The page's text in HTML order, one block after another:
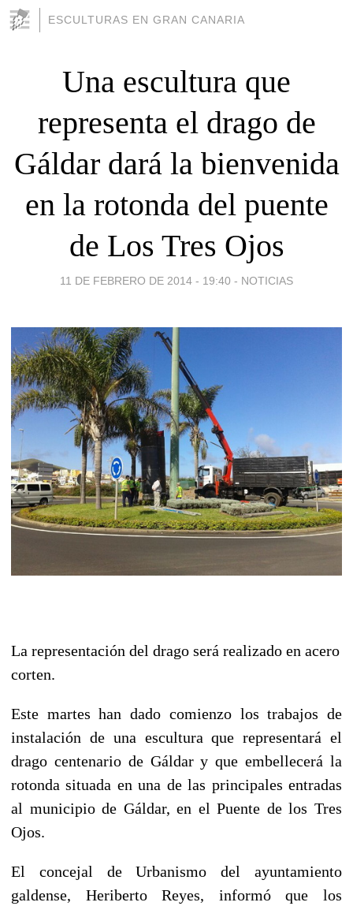
ESCULTURAS EN GRAN CANARIA
Una escultura que
representa el drago de
Gáldar dará la bienvenida
en la rotonda del puente
de Los Tres Ojos
11 DE FEBRERO DE 2014 - 19:40 - NOTICIAS
La representación del drago será realizado en acero
corten.
Este martes han dado comienzo los trabajos de
instalación de una escultura que representará el
drago centenario de Gáldar y que embellecerá la
rotonda situada en una de las principales entradas
al municipio de Gáldar, en el Puente de los Tres
Ojos.
El concejal de Urbanismo del ayuntamiento
galdense, Heriberto Reyes, informó que los